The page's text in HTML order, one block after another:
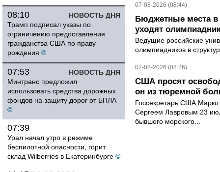
НОВОСТЬ ДНЯ
08:10
Трамп подписал указы по
ограничению предоставления
гражданства США по праву
рождения ©
НОВОСТЬ ДНЯ
07:53
Минтранс предложил
использовать средства дорожных
фондов на защиту дорог от БПЛА
©
07:39
Урал начал утро в режиме
беспилотной опасности, горит
склад Wilberries в Екатеринбурге ©
07-08-2026 (08:44)
Бюджетные места в
уходят
Ведущие российские
олимпиадников в
07-08-2026 (08:26)
США просят
он из тюремной
Госсекретарь США
Сергеем Лавровым 23
бывшего морского...